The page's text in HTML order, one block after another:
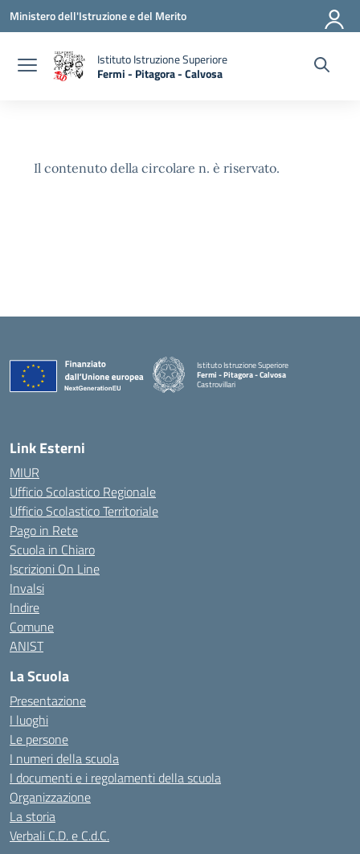
Vai ai contenuti
Vai al menu di navigazione
Vai al footer
Ministero dell'Istruzione e del Merito
Istituto Istruzione Superiore
Fermi - Pitagora - Calvosa
— Visita la pagina iniziale della scuola
Il contenuto della circolare n. è riservato.
Istituto Istruzione Superiore
Fermi - Pitagora - Calvosa
Castrovillari
Link Esterni
MIUR
Ufficio Scolastico Regionale
Ufficio Scolastico Territoriale
Pago in Rete
Scuola in Chiaro
Iscrizioni On Line
Invalsi
Indire
Comune
ANIST
La Scuola
Presentazione
I luoghi
Le persone
I numeri della scuola
I documenti e i regolamenti della scuola
Organizzazione
La storia
Verbali C.D. e C.d.C.